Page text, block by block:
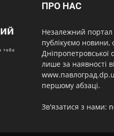
ПРО НАС
Незалежний
публікуємо новини,
Дніпропетровської
лише за наявності
першому абзаці.
Зв'язатися з нами: